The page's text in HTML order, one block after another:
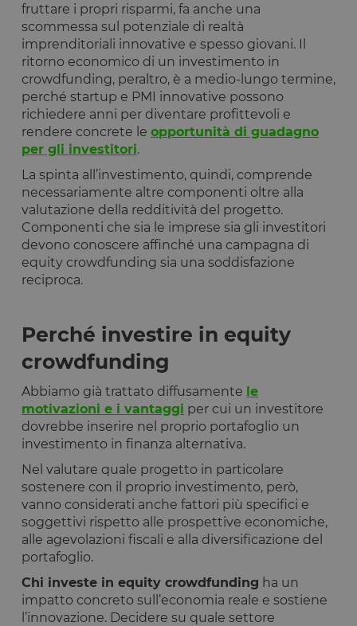
fruttare i propri risparmi, fa anche una
scommessa sul potenziale di realtà
imprenditoriali innovative e spesso giovani. Il
ritorno economico di un investimento in
crowdfunding, peraltro, è a medio-lungo termine,
perché startup e PMI innovative possono
richiedere anni per diventare profittevoli e
rendere concrete le opportunità di guadagno
per gli investitori.
La spinta all’investimento, quindi, comprende
necessariamente altre componenti oltre alla
valutazione della redditività del progetto.
Componenti che sia le imprese sia gli investitori
devono conoscere affinché una campagna di
equity crowdfunding sia una soddisfazione
reciproca.
Perché investire in equity
crowdfunding
Abbiamo già trattato diffusamente le
motivazioni e i vantaggi per cui un investitore
dovrebbe inserire nel proprio portafoglio un
investimento in finanza alternativa.
Nel valutare quale progetto in particolare
sostenere con il proprio investimento, però,
vanno considerati anche fattori più specifici e
soggettivi rispetto alle prospettive economiche,
alle agevolazioni fiscali e alla diversificazione del
portafoglio.
Chi investe in equity crowdfunding ha un
impatto concreto sull’economia reale e sostiene
l’innovazione. Decidere su quale settore